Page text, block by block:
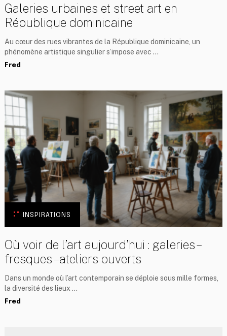
Galeries urbaines et street art en
République dominicaine
Au cœur des rues vibrantes de la République dominicaine, un
phénomène artistique singulier s’impose avec …
Fred
INSPIRATIONS
Où voir de l’art aujourd’hui : galeries –
fresques – ateliers ouverts
Dans un monde où l’art contemporain se déploie sous mille formes,
la diversité des lieux …
Fred